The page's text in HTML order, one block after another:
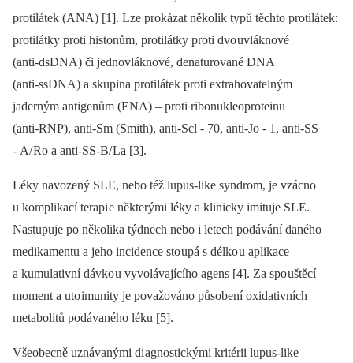
protilátek (ANA) [1]. Lze prokázat několik typů těchto protilátek:
protilátky proti histonům, protilátky proti dvo uvláknové
(anti‑dsDNA) či jednovláknové, denaturované DNA
(anti‑ssDNA) a skupina protilátek proti extrahovatelným
jaderným antigenům (ENA) –⁠ proti ribonukleoproteinu
(anti‑RNP), anti‑Sm (Smith), anti‑Scl -⁠ 70, anti‑Jo -⁠ 1, anti‑SS
-⁠ A/ Ro a anti‑SS-B/ La [3].
Léky navozený SLE, nebo též lupus‑like syndrom, je vzácno
u komplikací terapi e některými léky a klinicky imituje SLE.
Nastupuje po několika týdnech nebo i letech podávání daného
medikamentu a jeho incidence sto upá s délko u aplikace
a kumulativní dávko u vyvolávajícího agens [4]. Za spo uštěcí
moment a uto imunity je považováno působení oxidativních
metabolitů podávaného léku [5].
Všeobecně uznávanými di agnostickými kritérii lupus‑like